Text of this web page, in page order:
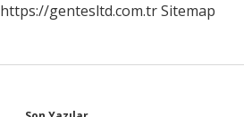
https://gentesltd.com.trSitemap